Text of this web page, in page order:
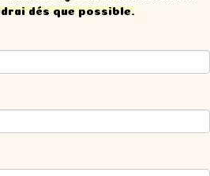
dés que possible.